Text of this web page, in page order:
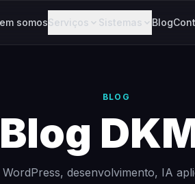
somosServiços Sistemas Blog
BLOG
Blog
desenvolvimento, IA